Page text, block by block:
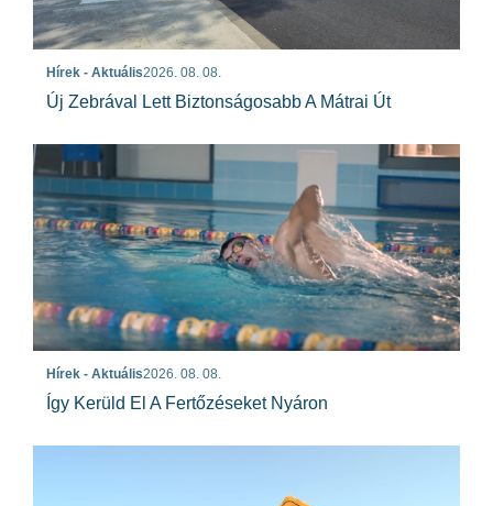
Hírek - Aktuális2026. 08. 08.
Új Zebrával Lett Biztonságosabb A Mátrai Út
Hírek - Aktuális2026. 08. 08.
Így Kerüld El A Fertőzéseket Nyáron